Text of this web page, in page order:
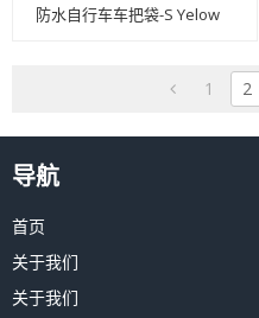
防水自行车车把袋-S Yelow
1 2
导航
首页
关于我们
关于我们